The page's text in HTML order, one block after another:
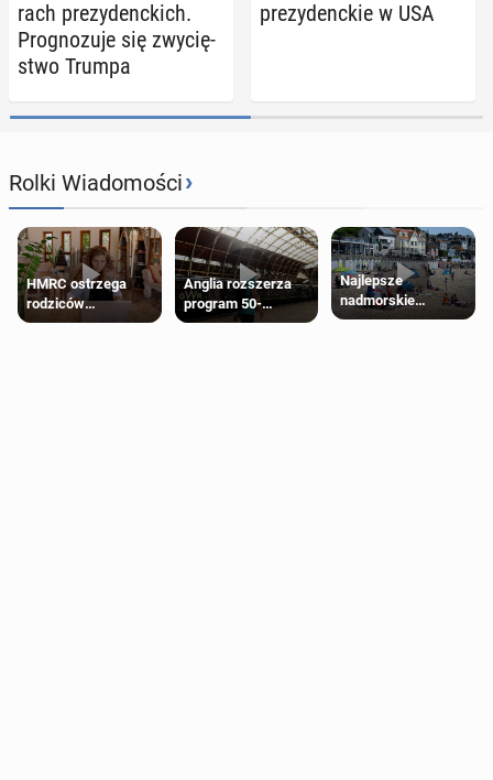
rach pre­zy­denc­kich.
Pro­gno­zu­je się zwy­cię­
stwo Trumpa
pre­zy­denc­kie w USA
Rolki Wiadomości›
HMRC ostrzega
rodziców
pobierających Child
Anglia rozszerza
program 50-
procentowych
Najlepsze
nadmorskie
miasteczko blisko